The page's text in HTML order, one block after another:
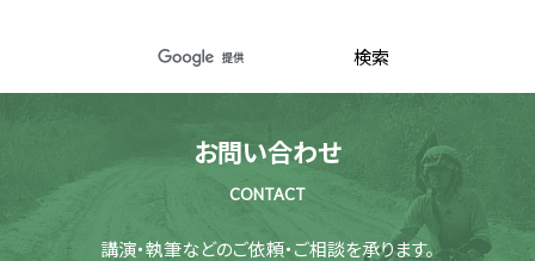
お問い合わせ
CONTACT
講演・執筆などのご依頼・ご相談を承ります。